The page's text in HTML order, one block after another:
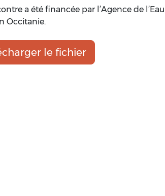
a été financée par l’Agence de
Occitanie.
le fichier